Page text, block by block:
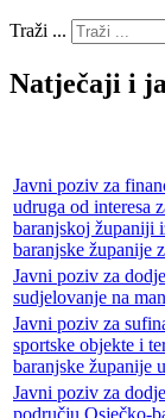
Traži ...
Natječaji i
Javni poziv za
udruga od interesa
baranjskoj županiji
baranjske županije
Javni poziv za
sudjelovanje na
Javni poziv za
sportske objekte i
baranjske županije
Javni poziv za
području Osječko-